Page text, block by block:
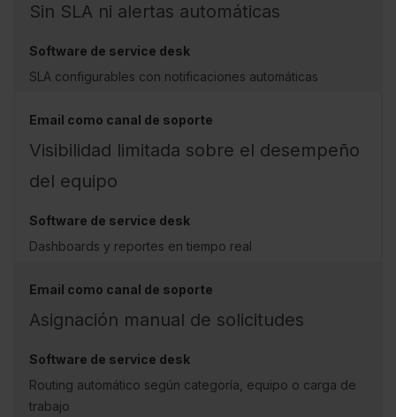
Sin SLA ni alertas automáticas
SLA configurables con notificaciones automáticas
Visibilidad limitada sobre el desempeño
del equipo
Dashboards y reportes en tiempo real
Asignación manual de solicitudes
Routing automático según categoría, equipo o carga de
trabajo